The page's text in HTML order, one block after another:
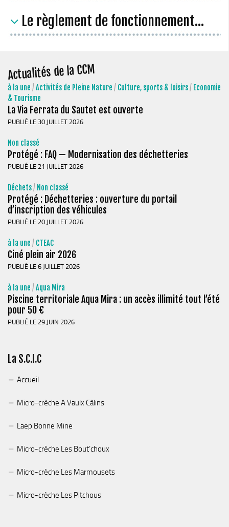
Le règlement de fonctionnement...
Actualités de la CCM
à la une /Activités de Pleine Nature / Culture, sports & loisirs/ Economie
& Tourisme
La Via Ferrata du Sautet est ouverte
PUBLIÉ LE 30 JUILLET 2026
Non classé
Protégé : FAQ — Modernisation des déchetteries
PUBLIÉ LE 21 JUILLET 2026
Déchets/ Non classé
Protégé : Déchetteries : ouverture du portail
d’inscription des véhicules
PUBLIÉ LE 20 JUILLET 2026
à la une / CTEAC
Ciné plein air 2026
PUBLIÉ LE 6 JUILLET 2026
à la une /Aqua Mira
Piscine territoriale Aqua Mira : un accès illimité tout l’été
pour 50 €
PUBLIÉ LE 29 JUIN 2026
La S.C.I.C
Accueil
Micro-crèche A Vaulx Câlins
Laep Bonne Mine
Micro-crèche Les Bout’choux
Micro-crèche Les Marmousets
Micro-crèche Les Pitchous